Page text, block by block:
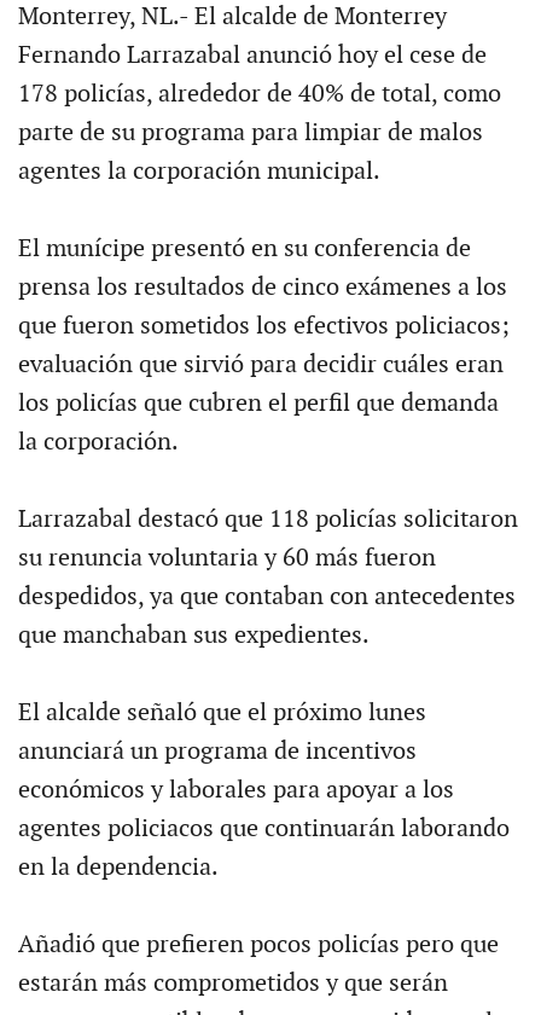
Monterrey, NL.- El alcalde de Monterrey
Fernando Larrazabal anunció hoy el cese de
178 policías, alrededor de 40% de total, como
parte de su programa para limpiar de malos
agentes la corporación municipal.
El munícipe presentó en su conferencia de
prensa los resultados de cinco exámenes a los
que fueron sometidos los efectivos policiacos;
evaluación que sirvió para decidir cuáles eran
los policías que cubren el perfil que demanda
la corporación.
Larrazabal destacó que 118 policías solicitaron
su renuncia voluntaria y 60 más fueron
despedidos, ya que contaban con antecedentes
que manchaban sus expedientes.
El alcalde señaló que el próximo lunes
anunciará un programa de incentivos
económicos y laborales para apoyar a los
agentes policiacos que continuarán laborando
en la dependencia.
Añadió que prefieren pocos policías pero que
estarán más comprometidos y que serán